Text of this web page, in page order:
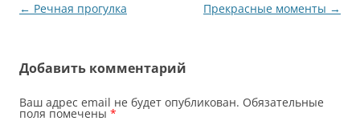
Навигация
← Речная прогулка Прекрасные моменты →
Добавить комментарий
Ваш адрес email не будет опубликован. Обязательные
поля помечены *